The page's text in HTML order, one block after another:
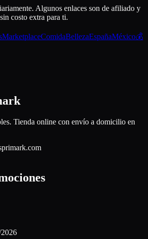
Algunos enlaces son de afiliado y
costo extra para ti.
MarketplaceComidaBellezaEspañaMéxico💰
Tienda online con envío a domicilio en
primark.com